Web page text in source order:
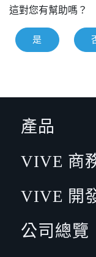
這對您有幫助嗎？
是
產品
VIVE 商
VIVE 開
公司總覽